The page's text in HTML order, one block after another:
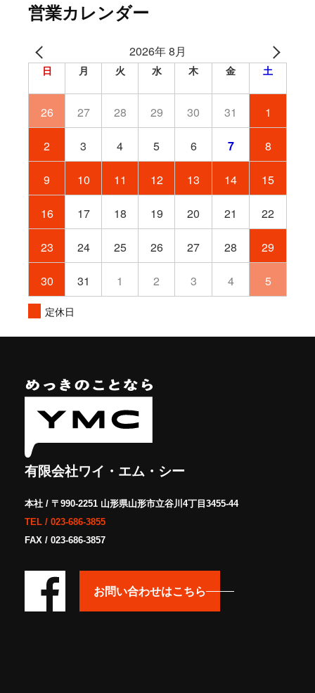
営業カレンダー
2026年 8月
日 月 火 水 木 金 土
26 27 28 29 30 31 1
2 3 4 5 6 7 8
9 10 11 12 13 14 15
16 17 18 19 20 21 22
23 24 25 26 27 28 29
30 31 1 2 3 4 5
定休日
有限会社ワイ・エム・シー
本社 / 〒990-2251 山形県山形市立谷川4丁目3455-44
TEL / 023-686-3855
FAX / 023-686-3857
お問い合わせはこちら